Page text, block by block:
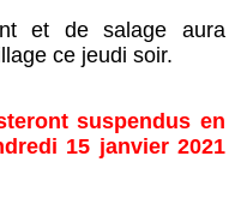
et de salage aura
ce jeudi soir.
suspendus en
15 janvier 2021